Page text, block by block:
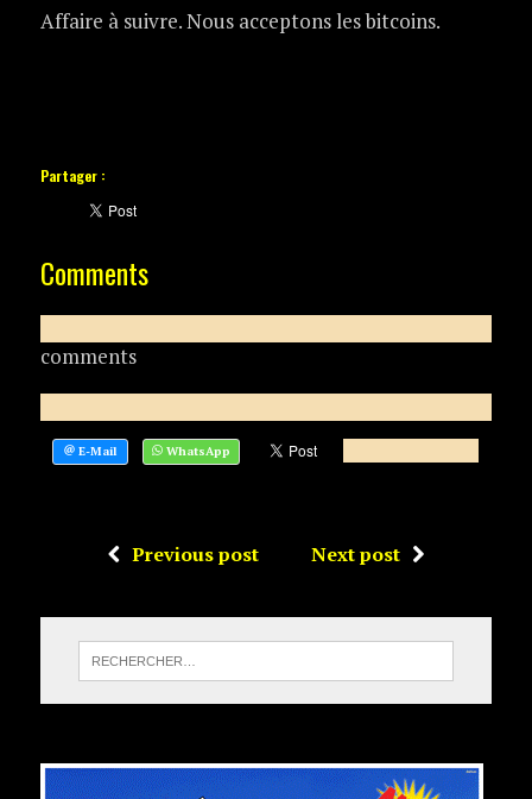
Affaire à suivre. Nous acceptons les bitcoins.
Partager :
Comments
comments
Previous post Next post